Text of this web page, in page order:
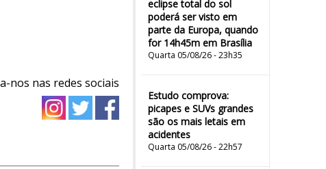
eclipse total do sol
poderá ser visto em
parte da Europa, quando
for 14h45m em Brasília
Quarta 05/08/26 - 23h35
Estudo comprova:
picapes e SUVs grandes
são os mais letais em
acidentes
Quarta 05/08/26 - 22h57
nos nas redes sociais